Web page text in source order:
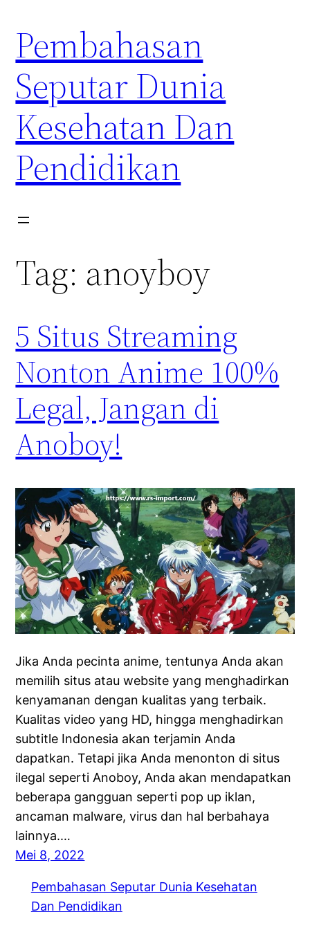
content
Pembahasan
Seputar Dunia
Kesehatan Dan
Pendidikan
Tag: anoyboy
5 Situs Streaming
Nonton Anime 100%
Legal, Jangan di
Anoboy!
Jika Anda pecinta anime, tentunya Anda akan
memilih situs atau website yang menghadirkan
kenyamanan dengan kualitas yang terbaik.
Kualitas video yang HD, hingga menghadirkan
subtitle Indonesia akan terjamin Anda
dapatkan. Tetapi jika Anda menonton di situs
ilegal seperti Anoboy, Anda akan mendapatkan
beberapa gangguan seperti pop up iklan,
ancaman malware, virus dan hal berbahaya
lainnya.…
Mei 8, 2022
Pembahasan Seputar Dunia Kesehatan
Dan Pendidikan